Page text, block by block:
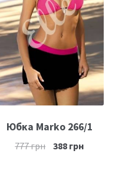
Юбка Marko 266/1
777грн 388 грн